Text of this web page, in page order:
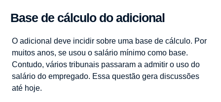
Base de cálculo do adicional
O adicional deve incidir sobre uma base de cálculo. Por
muitos anos, se usou o salário mínimo como base.
Contudo, vários tribunais passaram a admitir o uso do
salário do empregado. Essa questão gera discussões
até hoje.